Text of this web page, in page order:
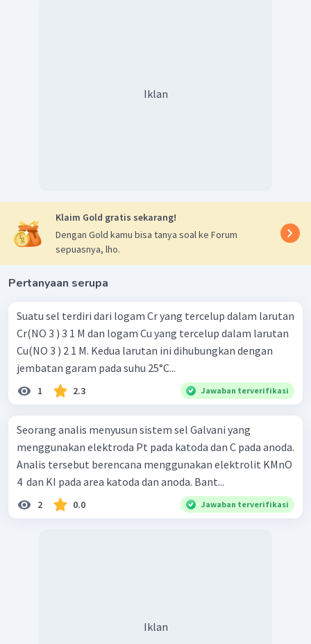
Iklan
Klaim Gold gratis sekarang!
Dengan Gold kamu bisa tanya soal ke Forum
sepuasnya, lho.
Pertanyaan serupa
Suatu sel terdiri dari logam Cr yang tercelup dalam larutan
Cr(NO 3 ) 3 1 M dan logam Cu yang tercelup dalam larutan
Cu(NO 3 ) 2 1 M. Kedua larutan ini dihubungkan dengan
jembatan garam pada suhu 25°C...
1 2.3 Jawaban terverifikasi
Seorang analis menyusun sistem sel Galvani yang
menggunakan elektroda Pt pada katoda dan C pada anoda.
Analis tersebut berencana menggunakan elektrolit KMnO
4 ​ dan KI pada area katoda dan anoda. Bant...
2 0.0 Jawaban terverifikasi
Iklan